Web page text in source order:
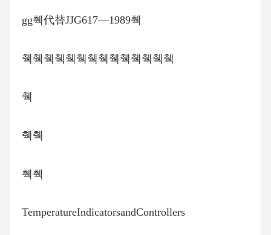
gg췍代替JJG617—1989췍
췍췍췍췍췍췍췍췍췍췍췍췍췍췍
췍
췍췍
췍췍
TemperatureIndicatorsandControllers